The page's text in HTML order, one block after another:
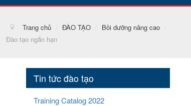
Trang chủ / ĐÀO TẠO / Bồi dưỡng nâng cao /
Đào tạo ngắn hạn
Tin tức đào tạo
Training Catalog 2022